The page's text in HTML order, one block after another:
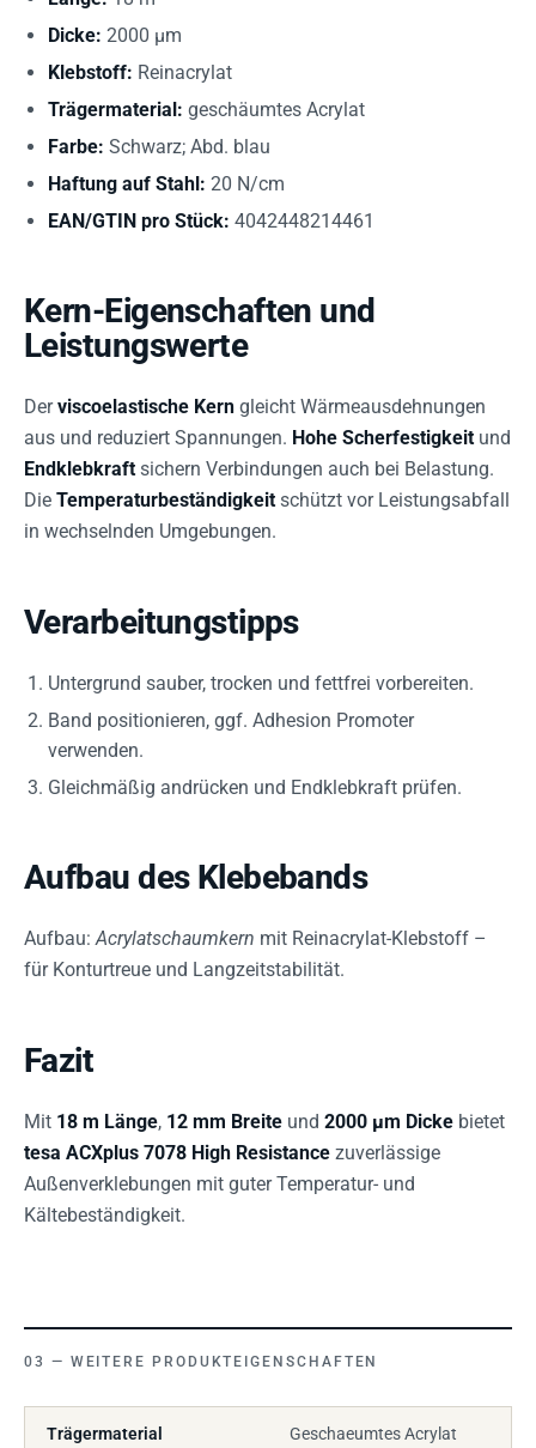
Dicke: 2000 µm
Klebstoff: Reinacrylat
Trägermaterial: geschäumtes Acrylat
Farbe: Schwarz; Abd. blau
Haftung auf Stahl: 20 N/cm
EAN/GTIN pro Stück: 4042448214461
Kern-Eigenschaften und
Leistungswerte
Derviscoelastische Kern gleicht Wärmeausdehnungen
aus und reduziert Spannungen. Hohe Scherfestigkeit und
Endklebkraft sichern Verbindungen auch bei Belastung.
Die Temperaturbeständigkeit schützt vor Leistungsabfall
in wechselnden Umgebungen.
Verarbeitungstipps
Untergrund sauber, trocken und fettfrei vorbereiten.
Band positionieren, ggf. Adhesion Promoter
verwenden.
Gleichmäßig andrücken und Endklebkraft prüfen.
Aufbau des Klebebands
Aufbau:Acrylatschaumkern mit Reinacrylat-Klebstoff –
für Konturtreue und Langzeitstabilität.
Fazit
Mit 18 m Länge, 12 mm Breite und 2000 µm Dicke bietet
tesa ACXplus 7078 High Resistance zuverlässige
Außenverklebungen mit guter Temperatur- und
Kältebeständigkeit.
WEITERE PRODUKTEIGENSCHAFTEN
Trägermaterial Geschaeumtes Acrylat